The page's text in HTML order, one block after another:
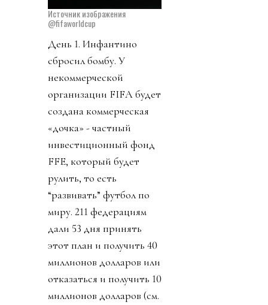
Источник изображения
@fifaworldcup
День 1. Инфантино
сбросил бомбу. У
некоммерческой
организации FIFA будет
создана коммерческая
«дочка» - частный
инвестиционный фонд
FFE, который будет
рулить, то есть
“развивать” футбол по
миру. 211 федерациям
дали 53 дня принять
этот план и получить 40
миллионов долларов или
отказаться и получить 10
миллионов долларов (см.